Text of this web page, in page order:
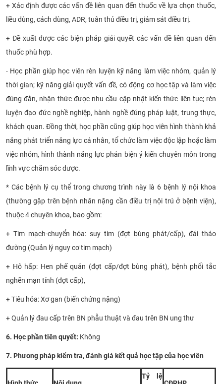
+ Xác định được các vấn đề liên quan đến thuốc về lựa chọn thuốc,
liều dùng, cách dùng, ADR, tuân thủ điều trị, giám sát điều trị.
+ Đề xuất được các biện pháp giải quyết các vấn đề liên quan đến
thuốc phù hợp.
- Học phần giúp học viên rèn luyện kỹ năng làm việc nhóm, quản lý
thời gian; kỹ năng giải quyết vấn đề, có động cơ học tập và làm việc
đúng đắn, nhận thức được nhu cầu cập nhật kiến thức liên tục; rèn
luyện đạo đức nghề nghiệp, hành nghề đúng pháp luật, trung thực,
khách quan. Đồng thời, học phần cũng giúp học viên hình thành khả
năng phát triển năng lực cá nhân, tổ chức làm việc độc lập hoặc làm
việc nhóm, hình thành năng lực phản biện ý kiến chuyên môn trong
lĩnh vực chăm sóc dược.
* Các bệnh lý cụ thể trong chương trình này là 6 bệnh lý nội khoa
(thường gặp trên bệnh nhân nặng cần điều trị nội trú ở bệnh viện),
thuộc 4 chuyên khoa, bao gồm:
+ Tim mạch-chuyển hóa: suy tim (đợt bùng phát/cấp), đái tháo
đường (Quản lý nguy cơ tim mạch)
+ Hô hấp: Hen phế quản (đợt cấp/đợt bùng phát), bệnh phổi tắc
nghẽn mạn tính (đợt cấp),
+ Tiêu hóa: Xơ gan (biến chứng nặng)
+ Quản lý đau cấp trên BN phẫu thuật và đau trên BN ung thư
6. Học phần tiên quyết: Không​
7. Phương pháp kiểm tra, đánh giá kết quả học tập của học viên
Tỷ lệ